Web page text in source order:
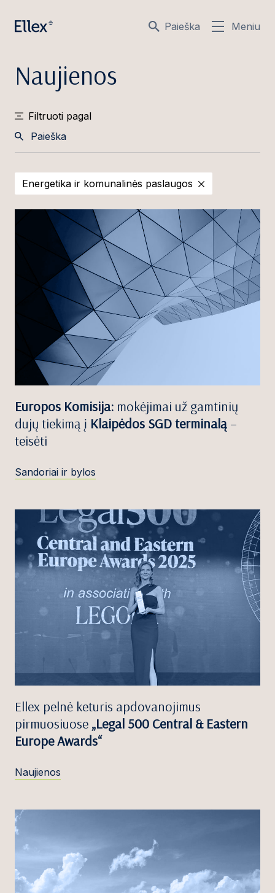
Paieška Meniu
Naujienos
Filtruoti pagal
Energetika ir komunalinės paslaugos
Europos Komisija: mokėjimai už gamtinių
dujų tiekimą į Klaipėdos SGD terminalą –
teisėti
Sandoriai ir bylos
Ellex pelnė keturis apdovanojimus
pirmuosiuose „Legal 500 Central & Eastern
Europe Awards“
Naujienos